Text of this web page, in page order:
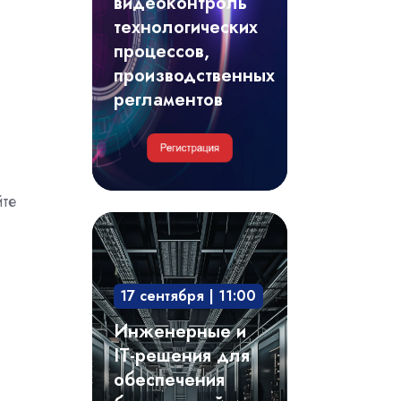
регламентов
технологических
процессов,
производственных
регламентов
Инженерные
и
IT-
решения
для
обеспечения
безотказной
17 сентября | 11:00
Инженерные и
IT-решения для
обеспечения